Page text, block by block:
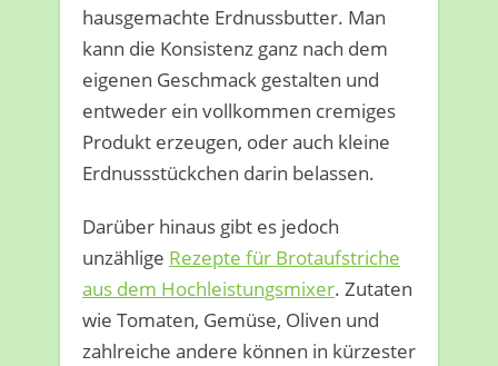
hausgemachte Erdnussbutter. Man
kann die Konsistenz ganz nach dem
eigenen Geschmack gestalten und
entweder ein vollkommen cremiges
Produkt erzeugen, oder auch kleine
Erdnussstückchen darin belassen.
Darüber hinaus gibt es jedoch
unzählige Rezepte für Brotaufstriche
aus dem Hochleistungsmixer. Zutaten
wie Tomaten, Gemüse, Oliven und
zahlreiche andere können in kürzester